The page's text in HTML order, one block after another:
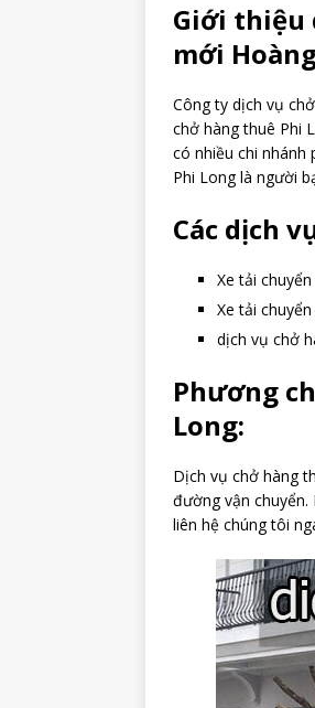
Giới thiệu
mới
Công ty dịch vụ
chở hàng thuê Phi
có nhiều chi nhánh
Phi Long là người
Các dịch
Xe tải
Xe tải
dịch vụ chở
Phương
Long:
Dịch vụ chở hàng
đường vận
liên hệ chúng tôi